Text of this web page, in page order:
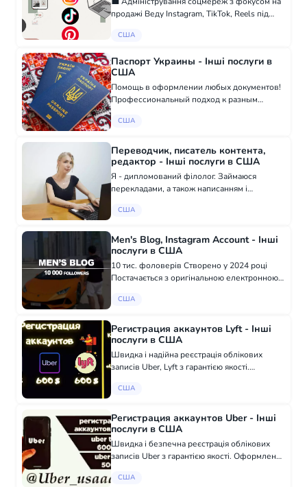
продажі Веду Instagram, TikTok, Reels під
Reels/TikTok) ✔️ Обробка Direct - від
профіл...
США
Паспорт Украины - Інші послуги в
США
Помощь в оформлении любых документов!
Профессиональный подход к разным
гражданство, с нуля. Паспорт Украины, id
свидете...
США
Переводчик, писатель контента,
редактор - Інші послуги в США
Я - дипломований філолог. Займаюся
перекладами, а також написанням і
починаючи від статей і закінчуючи
українська, російська мови)...
США
Men's Blog, Instagram Account - Інші
послуги в США
10 тис. фоловерів Створено у 2024 році
Постачається з оригінальною електронною
запис відключено в налаштуваннях Після
донорський о...
США
Регистрация аккаунтов Lyft - Інші
послуги в США
Швидка і надійна реєстрація облікових
записів Uber, Lyft з гарантією якості.
отримання облікового запису. Усі страховки
Ea...
США
Регистрация аккаунтов Uber - Інші
послуги в США
Швидка і безпечна реєстрація облікових
записів Uber з гарантією якості. Оформлення
запису. Усі страхування включені. Найбільш
США